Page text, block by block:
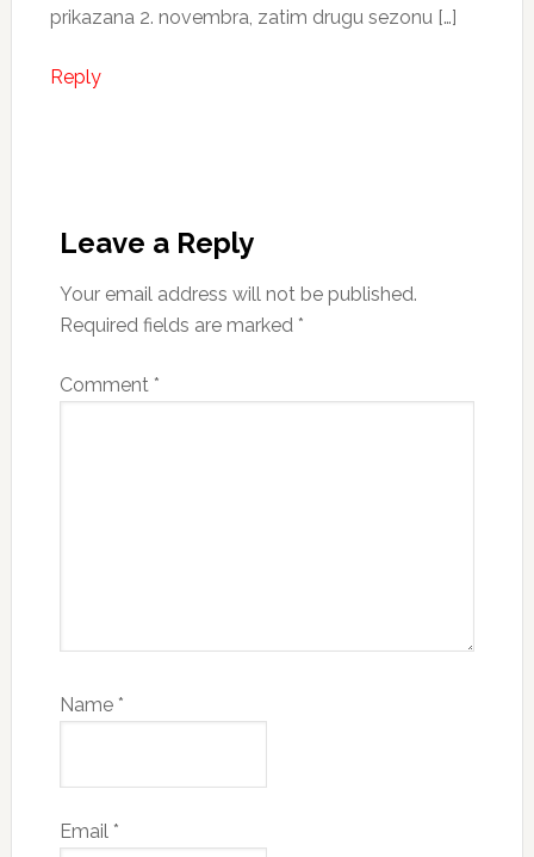
prikazana 2. novembra, zatim drugu sezonu […]
Reply
Leave a Reply
Your email address will not be published.
Required fields are marked *
Comment *
Name *
Email *